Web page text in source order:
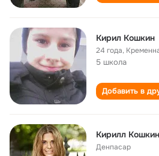
Кирил Кошкин
24 года,
5 школа
Добавить в
Кирилл Кошкин
Денпасар